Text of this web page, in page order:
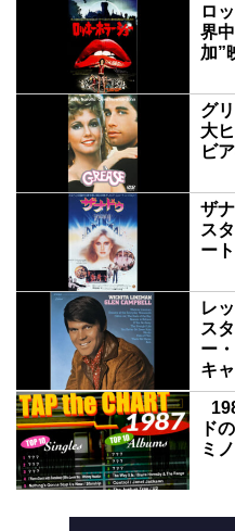
ロ
界
加”
グ
大
ビ
ザ
ス
ー
レ
ス
ー
キ
ド
ミ